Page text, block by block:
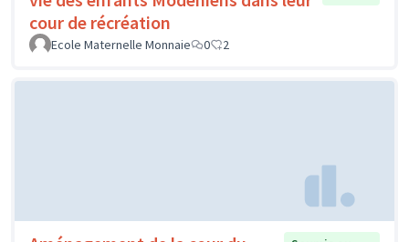
cour de récréation
Ecole Maternelle Monnaie 0 2